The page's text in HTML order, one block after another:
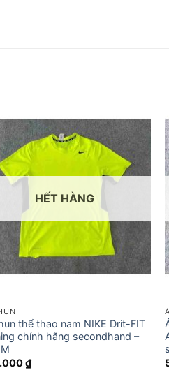
HẾT HÀNG
thể thao nam NIKE Drit-FIT
chính hãng secondhand –
₫